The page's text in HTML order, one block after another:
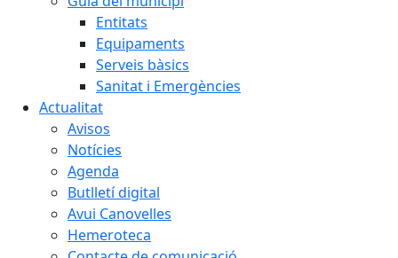
Entitats
Equipaments
Serveis bàsics
Sanitat i Emergències
Actualitat
Avisos
Notícies
Agenda
Butlletí digital
Avui Canovelles
Hemeroteca